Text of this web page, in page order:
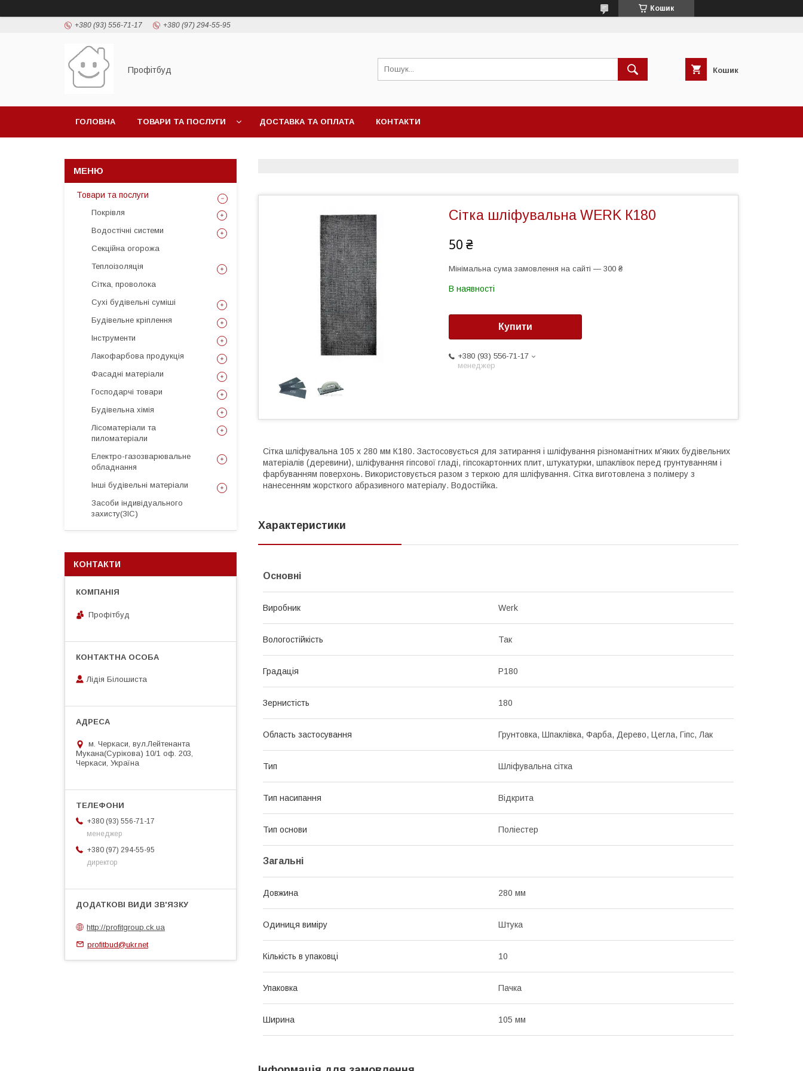
Кошик
+380 (93) 556-71-17 +380 (97) 294-55-95
Профітбуд Кошик
ГОЛОВНА ТОВАРИ ТА ПОСЛУГИ ДОСТАВКА ТА ОПЛАТА КОНТАКТИ
Сітка шліфувальна WERK К180
50 ₴
Мінімальна сума замовлення на сайті — 300 ₴
В наявності
Купити
+380 (93) 556-71-17
менеджер
Сітка шліфувальна 105 х 280 мм К180. Застосовується для затирання і шліфування різноманітних м'яких будівельних
матеріалів (деревини), шліфування гіпсової гладі, гіпсокартонних плит, штукатурки, шпаклівок перед грунтуванням і
фарбуванням поверхонь. Використовується разом з теркою для шліфування. Сітка виготовлена з полімеру з
нанесенням жорсткого абразивного матеріалу. Водостійка.
Характеристики
Основні
Виробник Werk
Вологостійкість Так
Градація P180
Зернистість 180
Область застосування Грунтовка, Шпаклівка, Фарба, Дерево, Цегла, Гіпс, Лак
Тип Шліфувальна сітка
Тип насипання Відкрита
Тип основи Поліестер
Загальні
Довжина 280 мм
Одиниця виміру Штука
Кількість в упаковці 10
Упаковка Пачка
Ширина 105 мм
Товари та послуги
Покрівля
Водостічні системи
Секційна огорожа
Теплоізоляція
Сітка, проволока
Сухі будівельні суміші
Будівельне кріплення
Інструменти
Лакофарбова продукція
Фасадні матеріали
Господарчі товари
Будівельна хімія
Лісоматеріали та
пиломатеріали
Електро-газозварювальне
обладнання
Інші будівельні матеріали
Засоби індивідуального
захисту(ЗІС)
КОНТАКТИ
Профітбуд
Лідія Білошиста
м. Черкаси, вул.Лейтенанта
Мукана(Сурікова) 10/1 оф. 203,
Черкаси, Україна
+380 (93) 556-71-17
менеджер
+380 (97) 294-55-95
директор
http://profitgroup.ck.ua
profitbud@ukr.net